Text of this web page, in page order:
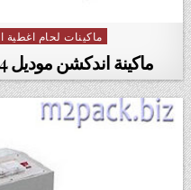
Posted in
ماكينات لحام
ماكينة اندكشن موديل 204 ماركة المهندس منسى